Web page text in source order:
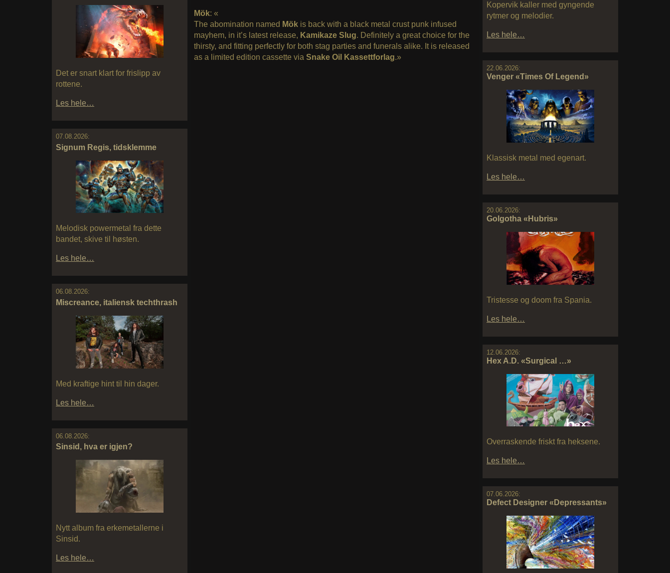
Det er snart klart for frislipp av
rottene.
Les hele…
07.08.2026:
Signum Regis, tidsklemme
Melodisk powermetal fra dette
bandet, skive til høsten.
Les hele…
06.08.2026:
Miscreance, italiensk techthrash
Med kraftige hint til hin dager.
Les hele…
06.08.2026:
Sinsid, hva er igjen?
Nytt album fra erkemetallerne i
Sinsid.
Les hele…
Kopervik kaller med gyngende
rytmer og melodier.
Les hele…
22.06.2026:
Venger «Times Of Legend»
Klassisk metal med egenart.
Les hele…
20.06.2026:
Golgotha «Hubris»
Tristesse og doom fra Spania.
Les hele…
12.06.2026:
Hex A.D. «Surgical …»
Overraskende friskt fra heksene.
Les hele…
07.06.2026:
Defect Designer «Depressants»
Mök: «
The abomination named Mök is back with a black metal crust punk infused
mayhem, in it’s latest release, Kamikaze Slug. Definitely a great choice for the
thirsty, and fitting perfectly for both stag parties and funerals alike. It is released
as a limited edition cassette via Snake Oil Kassettforlag.»